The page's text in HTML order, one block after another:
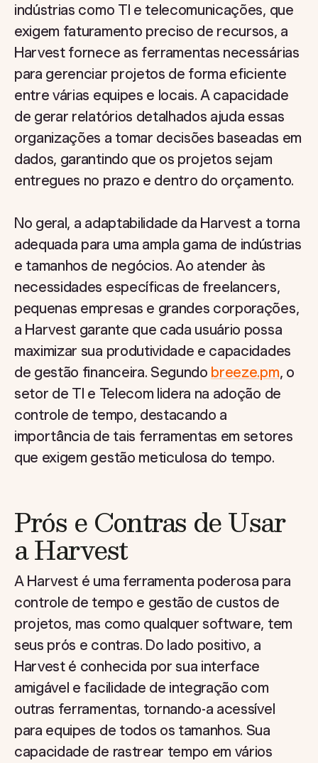
indústrias como TI e telecomunicações, que
exigem faturamento preciso de recursos, a
Harvest fornece as ferramentas necessárias
para gerenciar projetos de forma eficiente
entre várias equipes e locais. A capacidade
de gerar relatórios detalhados ajuda essas
organizações a tomar decisões baseadas em
dados, garantindo que os projetos sejam
entregues no prazo e dentro do orçamento.
No geral, a adaptabilidade da Harvest a torna
adequada para uma ampla gama de indústrias
e tamanhos de negócios. Ao atender às
necessidades específicas de freelancers,
pequenas empresas e grandes corporações,
a Harvest garante que cada usuário possa
maximizar sua produtividade e capacidades
de gestão financeira. Segundo breeze.pm, o
setor de TI e Telecom lidera na adoção de
controle de tempo, destacando a
importância de tais ferramentas em setores
que exigem gestão meticulosa do tempo.
Prós e Contras de Usar
a Harvest
A Harvest é uma ferramenta poderosa para
controle de tempo e gestão de custos de
projetos, mas como qualquer software, tem
seus prós e contras. Do lado positivo, a
Harvest é conhecida por sua interface
amigável e facilidade de integração com
outras ferramentas, tornando-a acessível
para equipes de todos os tamanhos. Sua
capacidade de rastrear tempo em vários